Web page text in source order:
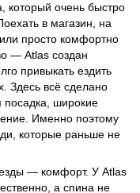
который очень быстро
в магазин, на
просто комфортно
— Atlas создан
привыкать ездить
Здесь всё сделано
посадка, широкие
Именно поэтому
которые раньше не
— комфорт. У Atlas
а спина не